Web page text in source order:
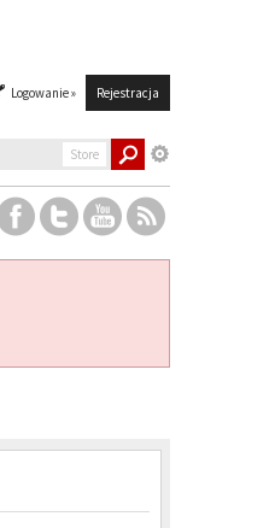
Logowanie » Rejestracja
Store